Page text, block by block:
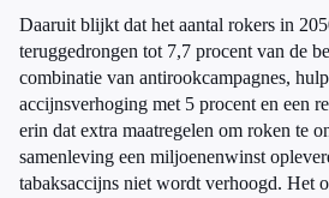
Daaruit blijkt dat het aantal rokers in
teruggedrongen tot 7,7 procent van de
combinatie van antirookcampagnes,
accijnsverhoging met 5 procent en een
erin dat extra maatregelen om roken te
samenleving een miljoenenwinst
tabaksaccijns niet wordt verhoogd. Het